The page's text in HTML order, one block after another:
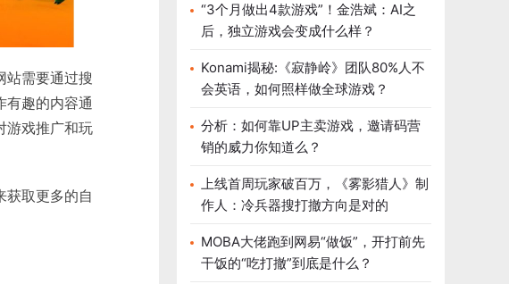
站需要通过搜
有趣的内容通
游戏推广和玩
获取更多的自
“3个月做出4款游戏”！金浩斌：AI之
后，独立游戏会变成什么样？
Konami揭秘:《寂静岭》团队80%人不
会英语，如何照样做全球游戏？
分析：如何靠UP主卖游戏，邀请码营
销的威力你知道么？
上线首周玩家破百万，《雾影猎人》制
作人：冷兵器搜打撤方向是对的
MOBA大佬跑到网易“做饭”，开打前先
干饭的“吃打撤”到底是什么？